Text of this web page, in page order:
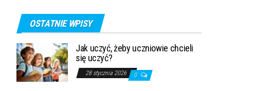
OSTATNIE WPISY
Jak uczyć, żeby uczniowie chcieli
się uczyć?
28 stycznia 2026 0